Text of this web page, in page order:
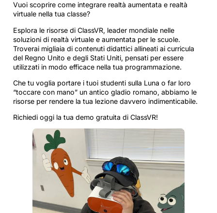
Vuoi scoprire come integrare realtà aumentata e realtà
virtuale nella tua classe?
Esplora le risorse di ClassVR, leader mondiale nelle
soluzioni di realtà virtuale e aumentata per le scuole.
Troverai migliaia di contenuti didattici allineati ai curricula
del Regno Unito e degli Stati Uniti, pensati per essere
utilizzati in modo efficace nella tua programmazione.
Che tu voglia portare i tuoi studenti sulla Luna o far loro
“toccare con mano” un antico gladio romano, abbiamo le
risorse per rendere la tua lezione davvero indimenticabile.
Richiedi oggi la tua demo gratuita di ClassVR!